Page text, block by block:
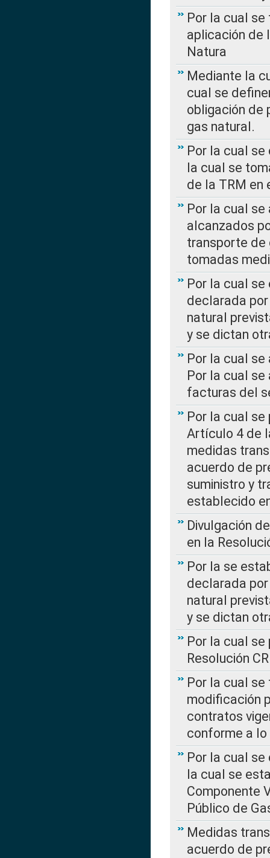
Por la cual
aplicación de
Natura
Mediante la
cual se
obligación de
gas natural.
Por la cual se
la cual se
de la TRM en
Por la cual
alcanzados
transporte de
tomadas
Por la cual
declarada
natural
y se dictan
Por la cual se
Por la cual
facturas del
Por la cual
Artículo 4 de
medidas
acuerdo de
suministro y
establecido
Divulgación
en la
Por la se
declarada
natural
y se dictan
Por la cual
Resolución
Por la cual
modificación
contratos
conforme a lo
Por la cual se
la cual se
Componente
Público de
Medidas
acuerdo de